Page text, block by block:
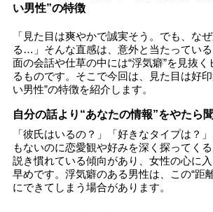
い男性”の特徴
「見た目は爽やかで誠実そう。でも、な
る…」そんな直感は、意外と当たってい
面の会話や仕草の中には“浮気癖”を見抜
るものです。そこで今回は、見た目は好
い男性”の特徴を紹介します。
自分の話より“あなたの情報”をやたら
「彼氏はいるの？」「好きなタイプは？
もないのに恋愛観や好みを深く探ってく
説き慣れている傾向があり、女性の心に
早めです。浮気癖のある男性は、この“距
にできてしまう場合があります。